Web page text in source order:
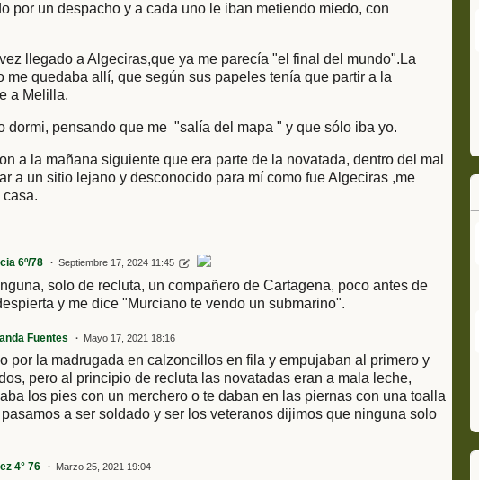
por un despacho y a cada uno le iban metiendo miedo, con
llegado a Algeciras,que ya me parecía "el final del mundo".La
me quedaba allí, que según sus papeles tenía que partir a la
a Melilla.
dormi, pensando que me "salía del mapa " y que sólo iba yo.
a la mañana siguiente que era parte de la novatada, dentro del mal
a un sitio lejano y desconocido para mí como fue Algeciras ,me
casa.
6º/78 Septiembre 17, 2024 11:45
solo de recluta, un compañero de Cartagena, poco antes de
y me dice "Murciano te vendo un submarino".
Fuentes Mayo 17, 2021 18:16
por la madrugada en calzoncillos en fila y empujaban al primero y
pero al principio de recluta las novatadas eran a mala leche,
los pies con un merchero o te daban en las piernas con una toalla
pasamos a ser soldado y ser los veteranos dijimos que ninguna solo
4° 76 Marzo 25, 2021 19:04